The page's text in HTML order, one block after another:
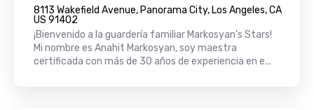
8113 Wakefield Avenue, Panorama City, Los Angeles, CA
US 91402
¡Bienvenido a la guardería familiar Markosyan's Stars!
Mi nombre es Anahit Markosyan, soy maestra
certificada con más de 30 años de experiencia en e...